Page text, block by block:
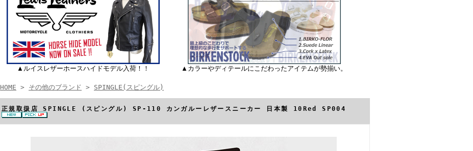
▲ルイスレザーホースハイドモデル入荷！！ ▲カラーやディテールにこだわったアイテムが勢揃い。
HOME > その他のブランド > SPINGLE(スピングル)
正規取扱店 SPINGLE (スピングル) SP-110 カンガルーレザースニーカー 日本製 10Red SP004